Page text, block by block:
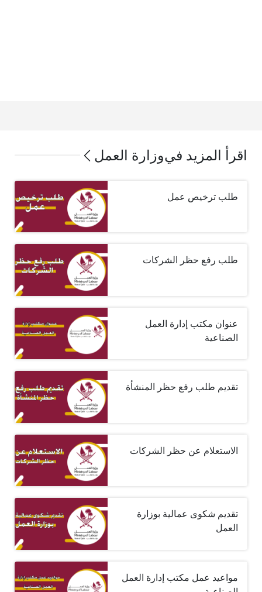
اقرأ المزيد فيوزارة العمل
طلب ترخيص عمل
طلب رفع حظر الشركات
عنوان مكتب إدارة العمل
الصناعية
تقديم طلب رفع حظر المنشأة
الاستعلام عن حظر الشركات
تقديم شكوى عمالية بوزارة
العمل
مواعيد عمل مكتب إدارة العمل